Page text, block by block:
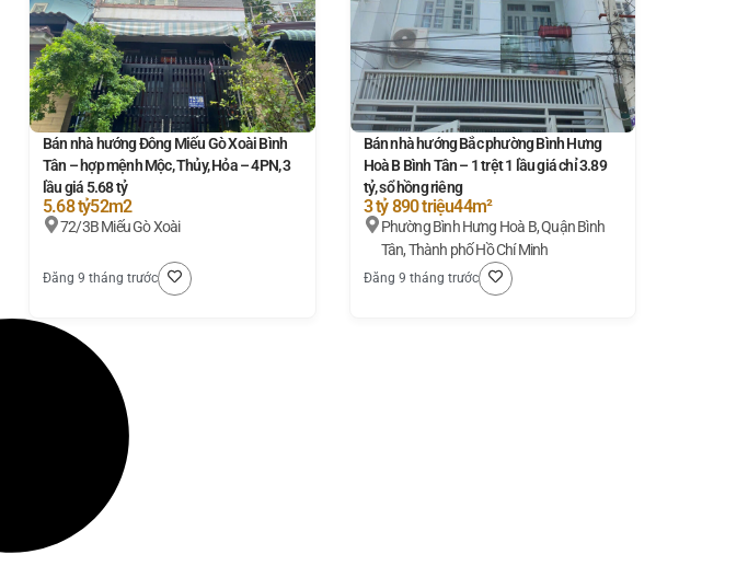
Bán nhà hướng Đông Miếu Gò Xoài Bình
Tân – hợp mệnh Mộc, Thủy, Hỏa – 4PN, 3
lầu giá 5.68 tỷ
5.68 tỷ52m2
72/3B Miếu Gò Xoài
Đăng 9 tháng trước
Bán nhà hướng Bắc phường Bình Hưng
Hoà B Bình Tân – 1 trệt 1 lầu giá chỉ 3.89
tỷ, sổ hồng riêng
3 tỷ 890 triệu44m²
Phường Bình Hưng Hoà B, Quận Bình
Tân, Thành phố Hồ Chí Minh
Đăng 9 tháng trước